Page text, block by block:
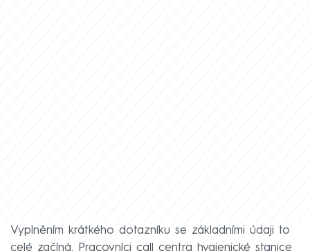
Vyplněním krátkého dotazníku se základními údaji to
celé začíná. Pracovníci call centra hygienické stanice